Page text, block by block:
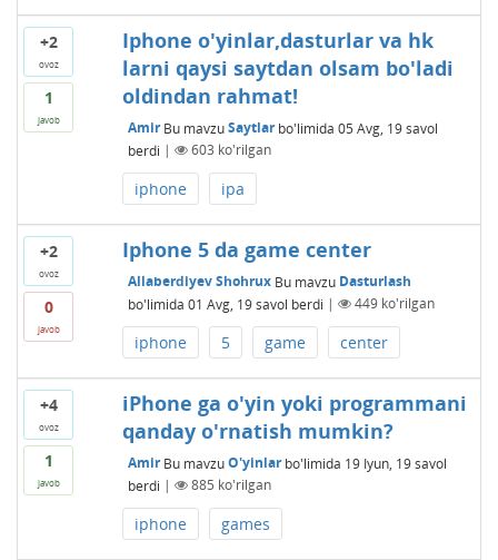
+2
ovoz
1
javob
Iphone o'yinlar,dasturlar va hk
larni qaysi saytdan olsam bo'ladi
oldindan rahmat!
Amir Bu mavzuSaytlarbo'limida 05 Avg, 19 savol
berdi | 603 ko'rilgan
iphone ipa
+2
ovoz
0
javob
Iphone 5 da game center
Allaberdiyev Shohrux Bu mavzu Dasturlash
bo'limida 01 Avg, 19 savol berdi | 449ko'rilgan
iphone 5 game center
+4
ovoz
1
javob
iPhone ga o'yin yoki programmani
qanday o'rnatish mumkin?
Amir Bu mavzuO'yinlarbo'limida 19 Iyun, 19 savol
berdi | 885 ko'rilgan
iphone games